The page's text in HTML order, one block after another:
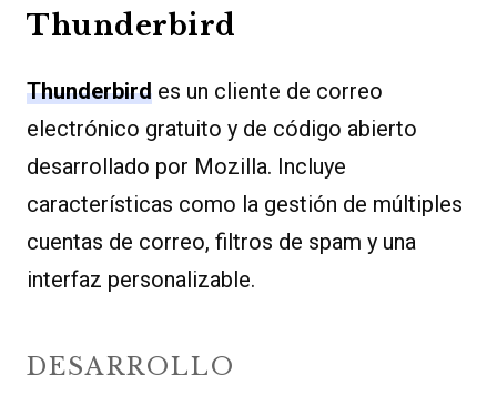
Thunderbird
Thunderbird es un cliente de correo
electrónico gratuito y de código abierto
desarrollado por Mozilla. Incluye
características como la gestión de múltiples
cuentas de correo, filtros de spam y una
interfaz personalizable.
DESARROLLO